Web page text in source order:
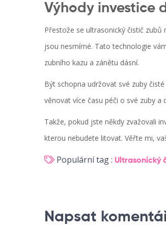
Výhody investice
Přestože se ultrasonický čistič
jsou nesmírné. Tato technologie
zubního kazu a zánětu dásní.
Být schopna udržovat své zuby
věnovat více času péči o své zuby
Takže, pokud jste někdy zvažovali
kterou nebudete litovat. Věřte mi,
Populární tag : Ultrasonický
Napsat